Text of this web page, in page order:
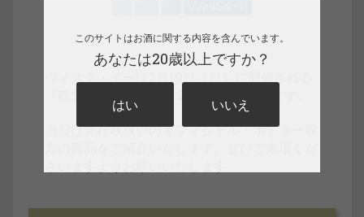
当日は弊社取扱いのオフィシャル・ボトラー双
このサイトはお酒に関する内容を含んでいます。
あなたは20歳以上ですか？
はい いいえ